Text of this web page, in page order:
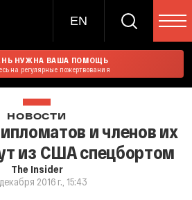
EN
НУЖНА ВАША ПОМОЩЬ
на регулярные пожертвования
НОВОСТИ
и членов их
из США спецбортом
The Insider
2016 г., 15:43